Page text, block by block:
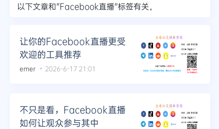
以下文章和"Facebook直播"标签有关。
让你的Facebook直播更受
欢迎的工具推荐
emer 2026-6-17 21:01
不只是看，Facebook直播
如何让观众参与其中